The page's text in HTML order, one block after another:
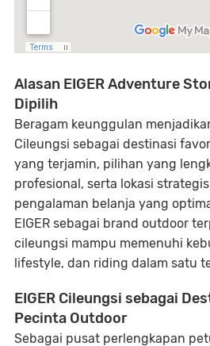
Alasan EIGER Adventure
Dipilih
Beragam keunggulan
Cileungsi sebagai destinasi
yang terjamin, pilihan yang
profesional, serta lokasi
pengalaman belanja yang
EIGER sebagai brand outdoor
cileungsi mampu memenuhi
lifestyle, dan riding dalam satu
EIGER Cileungsi sebagai
Pecinta Outdoor
Sebagai pusat perlengkapan